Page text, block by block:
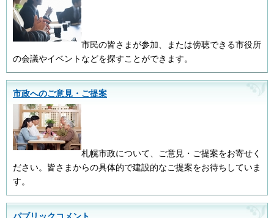
市民の皆さまが参加、または傍聴できる市役所
の会議やイベントなどを探すことができます。
市政へのご意見・ご提案
札幌市政について、ご意見・ご提案をお寄せく
ださい。皆さまからの具体的で建設的なご提案をお待ちしていま
す。
パブリックコメント